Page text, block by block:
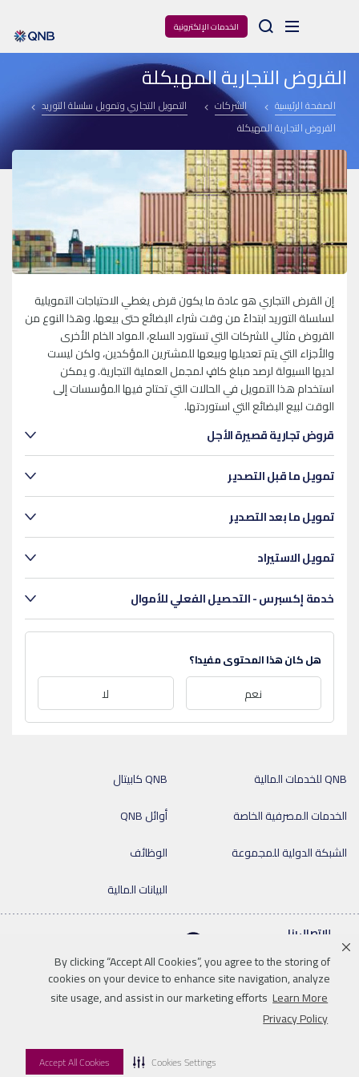
By clicking “Accept All Cookies”, you agree to the storing of
cookies on your device to enhance site navigation, analyze
site usage, and assist in our marketing efforts Learn More
Privacy Policy
Accept All Cookies Cookies Settings
الخدمات الإلكترونية Arama
القروض التجارية المهيكلة
الصفحة الرئيسية الشركات
التمويل التجاري وتمويل سلسلة التوريد
القروض التجارية المهيكلة
إن القرض التجاري هو عادة ما يكون قرض يغطي الاحتياجات التمويلية
لسلسلة التوريد ابتداءً من وقت شراء البضائع حتى بيعها. وهذا النوع من
القروض مثالي للشركات التي تستورد السلع، المواد الخام الأخرى
والأجزاء التي يتم تعديلها وبيعها للمشترين المؤكدين، ولكن ليست
لديها السيولة لرصد مبلغ كافٍ لمجمل العملية التجارية. و يمكن
استخدام هذا التمويل في الحالات التي تحتاج فيها المؤسسات إلى
الوقت لبيع البضائع التي استوردتها.
قروض تجارية قصيرة الأجل
تمويل ما قبل التصدير
تمويل ما بعد التصدير
تمويل الاستيراد
خدمة إكسبرس - التحصيل الفعلي للأموال
هل كان هذا المحتوى مفيدا؟
نعم لا
QNB كابيتال
QNB للخدمات المالية
أوائل QNB
الخدمات المصرفية الخاصة
الوظائف
الشبكة الدولية للمجموعة
البيانات المالية
للإتصال بنا
LinkedinInstagramfacebooktwitteryoutube